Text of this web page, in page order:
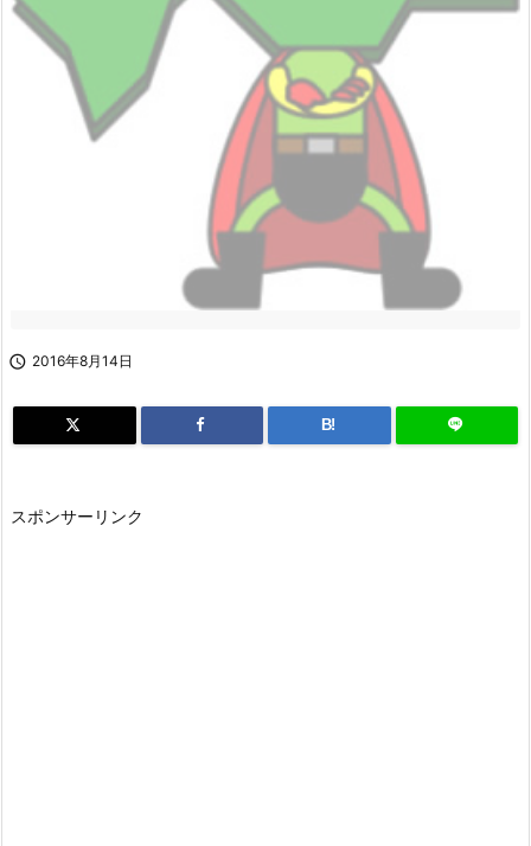
 2016年8月14日
B!
スポンサーリンク